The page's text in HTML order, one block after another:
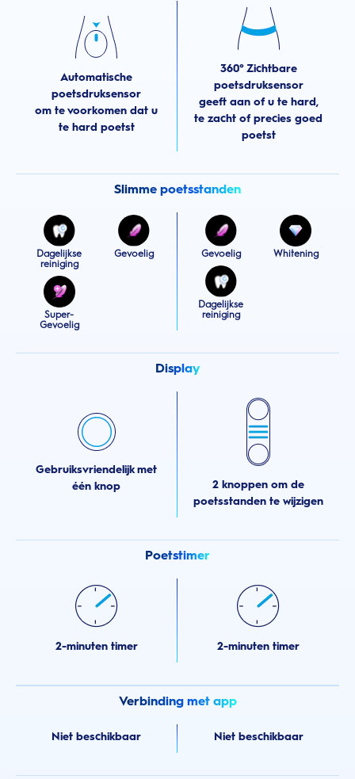
Automatische
poetsdruksensor
om te voorkomen dat u
te hard poetst
360° Zichtbare
poetsdruksensor
geeft aan of u te hard,
te zacht of precies goed
poetst
Slimme poetsstanden
Dagelijkse
reiniging
Gevoelig
Super-
Gevoelig
Gevoelig Whitening
Dagelijkse
reiniging
Display
Gebruiksvriendelijk met
één knop
2 knoppen om de
poetsstanden te wijzigen
Poetstimer
2-minuten timer 2-minuten timer
Verbinding met app
Niet beschikbaar Niet beschikbaar